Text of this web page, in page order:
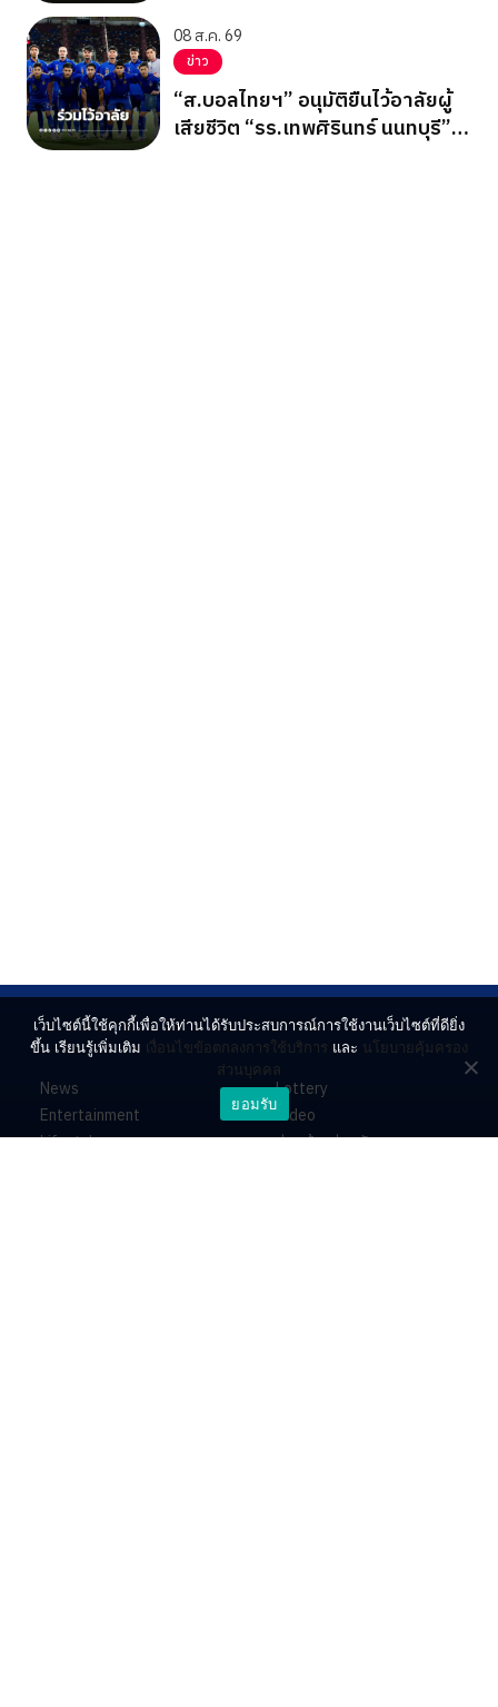
08 ส.ค. 69
ข่าว
“ส.บอลไทยฯ” อนุมัติยืนไว้อาลัยผู้
เสียชีวิต “รร.เทพศิรินทร์ นนทบุรี”
News
Entertainment
Lifestyle
Lottery
Video
ร่วมด้วยช่วยกัน
เว็บไซต์นี้ใช้คุกกี้เพื่อให้ท่านได้รับประสบการณ์การใช้งานเว็บไซต์ที่ดียิ่ง
ขึ้น เรียนรู้เพิ่มเติม เงื่อนไขข้อตกลงการใช้บริการ และ นโยบายคุ้มครอง
ส่วนบุคคล
ยอมรับ